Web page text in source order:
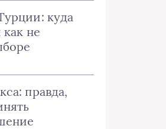
куда
как не
правда,